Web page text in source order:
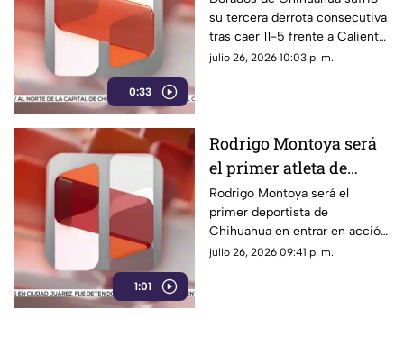
0:33
evitar la barrida
su tercera derrota consecutiva
tras caer 11-5 frente a Caliente
de Durango, que aseguró la
julio 26, 2026 10:03 p. m.
1:01
Rodrigo Montoya será
el primer atleta de
Chihuahua en competir
en los Juegos
Centroamericanos y del
Caribe 2026
Rodrigo Montoya será el
primer deportista de
Chihuahua en entrar en acción
en los Juegos
julio 26, 2026 09:41 p. m.